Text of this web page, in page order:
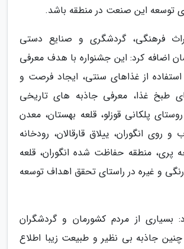
توسعه این صنعت در منطقه باشد.
فرهنگی، گردشگری و صنایع دستی
اضافه کرد: این جشنواره با هدف معرفی
از غذاهای سنتی، ایجاد فرصت و
طبخ غذا، معرفی جاذبه های تاریخی
پلکانی قوزلو، قلعه بهستان، معدن
روی انگوران، ییلاق قارقالان، رودخانه
پری، منطقه حفاظت شده انگوران، قلعه
و غیره در راستای تحقق اهداف توسعه
بسیاری از مردم کشورمان و گردشگران
جاذبه بی نظیر و طبیعت زیبا اطلاع